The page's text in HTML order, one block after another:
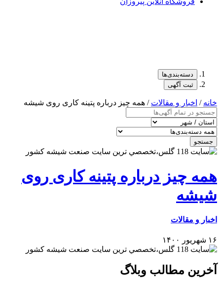
دسته‌بندی‌ها
ثبت آگهی
خانه / اخبار و مقالات / همه چیز درباره پتینه کاری روی شیشه
جستجو
همه چیز درباره پتینه کاری روی
شیشه
اخبار و مقالات
۱۶ شهریور ۱۴۰۰
آخرین مطالب وبلاگ